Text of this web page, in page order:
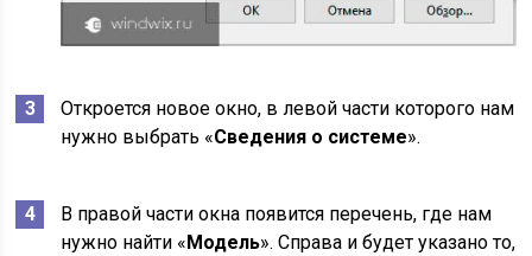
Откроется новое окно, в левой части которого нам
нужно выбрать «Сведения о системе».
В правой части окна появится перечень, где нам
нужно найти « Модель». Справа и будет указано то,